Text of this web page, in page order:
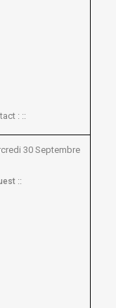
: ::
30 Septembre
::